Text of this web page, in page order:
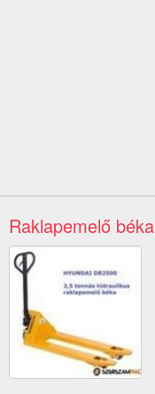
Raklapemelő béka